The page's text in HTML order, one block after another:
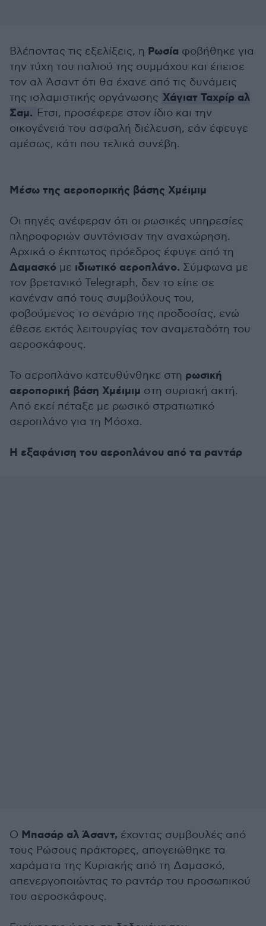
Βλέποντας τις εξελίξεις, η Ρωσία φοβήθηκε για
την τύχη του παλιού της συμμάχου και έπεισε
τον αλ Άσαντ ότι θα έχανε από τις δυνάμεις
της ισλαμιστικής οργάνωσης Χάγιατ Ταχρίρ αλ
Σαμ. Έτσι, προσέφερε στον ίδιο και την
οικογένειά του ασφαλή διέλευση, εάν έφευγε
αμέσως, κάτι που τελικά συνέβη.
Μέσω της αεροπορικής βάσης Χμέιμιμ
Οι πηγές ανέφεραν ότι οι ρωσικές υπηρεσίες
πληροφοριών συντόνισαν την αναχώρηση.
Αρχικά ο έκπτωτος πρόεδρος έφυγε από τη
Δαμασκό με ιδιωτικό αεροπλάνο. Σύμφωνα με
τον βρετανικό Telegraph, δεν το είπε σε
κανέναν από τους συμβούλους του,
φοβούμενος το σενάριο της προδοσίας, ενώ
έθεσε εκτός λειτουργίας τον αναμεταδότη του
αεροσκάφους.
Το αεροπλάνο κατευθύνθηκε στη ρωσική
αεροπορική βάση Χμέιμιμ στη συριακή ακτή.
Από εκεί πέταξε με ρωσικό στρατιωτικό
αεροπλάνο για τη Μόσχα.
Η εξαφάνιση του αεροπλάνου από τα ραντάρ
Ο Μπασάρ αλ Άσαντ, έχοντας συμβουλές από
τους Ρώσους πράκτορες, απογειώθηκε τα
χαράματα της Κυριακής από τη Δαμασκό,
απενεργοποιώντας το ραντάρ του προσωπικού
του αεροσκάφους.